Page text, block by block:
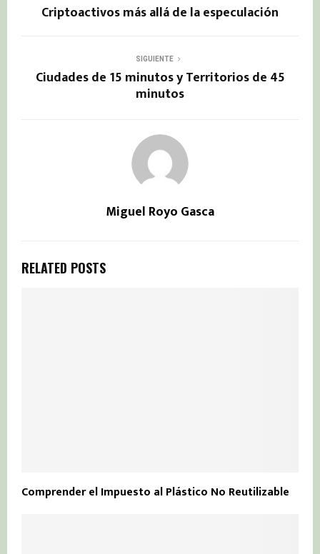
Criptoactivos más allá de la especulación
SIGUIENTE
Ciudades de 15 minutos y Territorios de 45
minutos
Miguel Royo Gasca
RELATED POSTS
Comprender el Impuesto al Plástico No Reutilizable